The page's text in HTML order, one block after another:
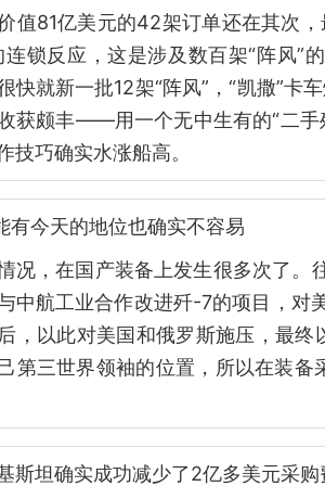
值81亿美元的42架订单还在其次
连锁反应，这是涉及数百架“阵风”
快就新一批12架“阵风”，“凯撒”卡
获颇丰——用一个无中生有的“二手
技巧确实水涨船高。
有今天的地位也确实不容易
况，在国产装备上发生很多次了
中航工业合作改进歼-7的项目，
，以此对美国和俄罗斯施压，最
第三世界领袖的位置，所以在装
斯坦确实成功减少了2亿多美元采购